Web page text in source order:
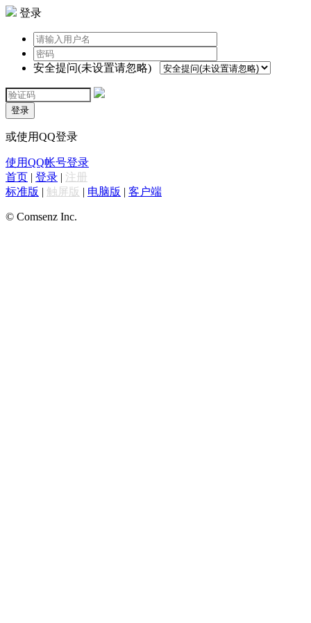
登录
安全提问(未设置请忽略)
登录
或使用QQ登录
使用QQ帐号登录
首页 | 登录 | 注册
标准版 | 触屏版 | 电脑版 | 客户端
© Comsenz Inc.